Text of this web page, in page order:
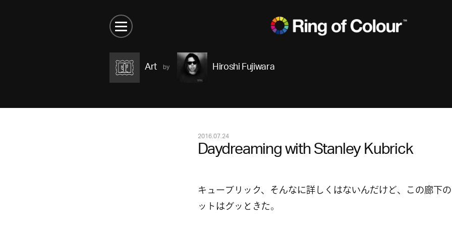
Art Hiroshi Fujiwara
2016.07.24
Daydreaming with Stanley Kubrick
キューブリック、そんなに詳しくはないんだけど、この廊下
ットはグッときた。